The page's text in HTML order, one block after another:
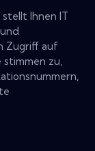
Ihnen IT
Zugriff auf
stimmen zu,